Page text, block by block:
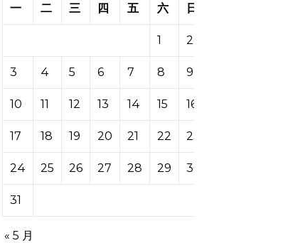
一
二 三 四 五 六 日
1 2
3 4 5 6 7 8 9
10 11 12 13 14 15 16
17 18 19 20 21 22 23
24 25 26 27 28 29 30
31
« 5 月